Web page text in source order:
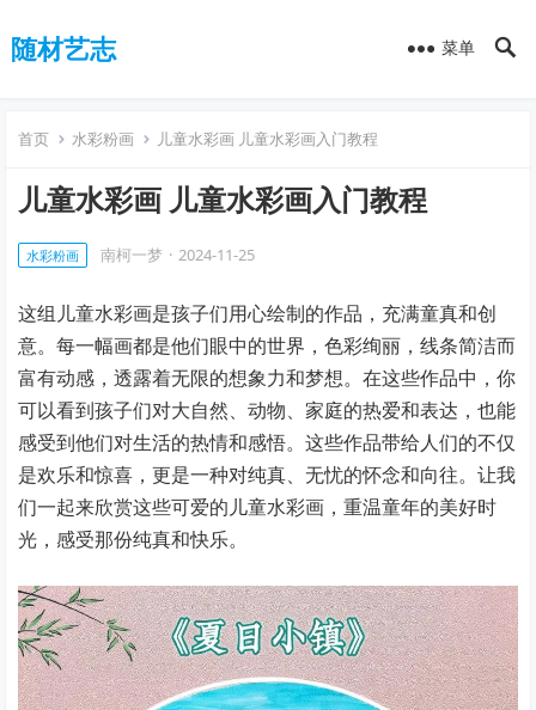
随材艺志 菜单
首页 水彩粉画 儿童水彩画 儿童水彩画入门教程
儿童水彩画 儿童水彩画入门教程
水彩粉画 南柯一梦 · 2024-11-25
这组儿童水彩画是孩子们用心绘制的作品，充满童真和创
意。每一幅画都是他们眼中的世界，色彩绚丽，线条简洁而
富有动感，透露着无限的想象力和梦想。在这些作品中，你
可以看到孩子们对大自然、动物、家庭的热爱和表达，也能
感受到他们对生活的热情和感悟。这些作品带给人们的不仅
是欢乐和惊喜，更是一种对纯真、无忧的怀念和向往。让我
们一起来欣赏这些可爱的儿童水彩画，重温童年的美好时
光，感受那份纯真和快乐。